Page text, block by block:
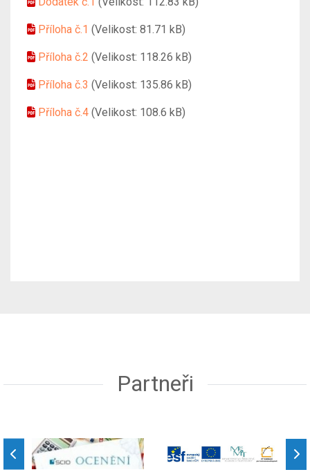
Příloha č.1 (Velikost: 81.71 kB)
Příloha č.2 (Velikost: 118.26 kB)
Příloha č.3 (Velikost: 135.86 kB)
Příloha č.4 (Velikost: 108.6 kB)
Partneři